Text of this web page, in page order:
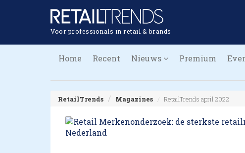
Voor professionals in retail & brands
Home Recent Nieuws Premium
RetailTrends Magazines RetailTrends april 2022